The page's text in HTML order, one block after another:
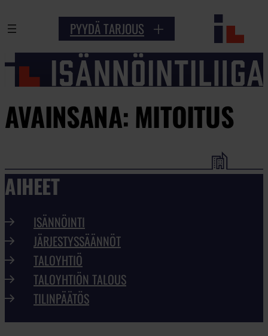
PYYDÄ TARJOUS
AVAINSANA: MITOITUS
AIHEET
ISÄNNÖINTI
JÄRJESTYSSÄÄNNÖT
TALOYHTIÖ
TALOYHTIÖN TALOUS
TILINPÄÄTÖS